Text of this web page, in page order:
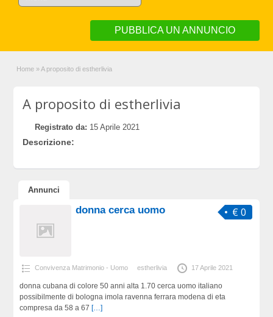
PUBBLICA UN ANNUNCIO
Home » A proposito di estherlivia
A proposito di estherlivia
Registrato da: 15 Aprile 2021
Descrizione:
Annunci
€ 0
donna cerca uomo
Convivenza Matrimonio - Uomo estherlivia 17 Aprile 2021
donna cubana di colore 50 anni alta 1.70 cerca uomo italiano
possibilmente di bologna imola ravenna ferrara modena di eta
compresa da 58 a 67 […]